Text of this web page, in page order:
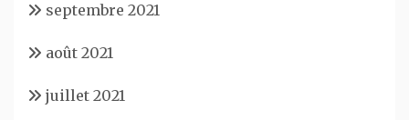
septembre 2021
août 2021
juillet 2021